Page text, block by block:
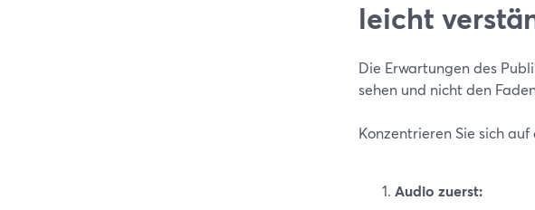
leicht
Die Erwartungen des
sehen und nicht den
Konzentrieren Sie sich
Audio zuerst: